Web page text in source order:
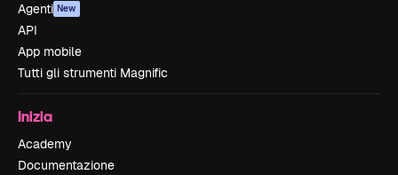
Agenti New
API
App mobile
Tutti gli strumenti Magnific
Inizia
Academy
Documentazione